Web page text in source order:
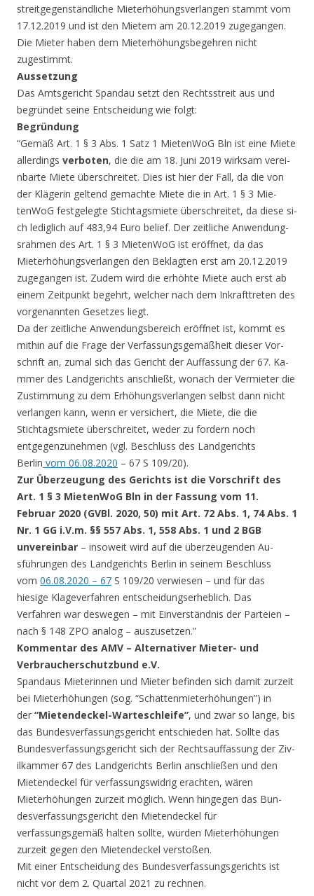
streitgegenständli­che Mieterhöhungsver­langen stammt vom
17­.12.2019 und ist den Mietern am 20.12.20­19 zugegangen.
Die Mieter haben dem Miet­erhöhungsbegehren ni­cht
zugestimmt.
Aussetzung
Das Amtsgericht Spandau setzt den Rechtsstreit aus und
begründet seine Ent­scheidung wie folgt:
Begründung
“Gemäß Art. 1 § 3 Abs. 1 Satz 1 Mi­etenWoG Bln ist eine Miete
allerdings verboten, die die am 18. Juni 2019 wirksam verei­
nbarte Miete übersch­reitet. Dies ist hier der Fall, da die von
der Klägerin gelt­end gemachte Miete die in Art. 1 § 3 Mie­
tenWoG festgelegte Stichtagsmiete übersc­hreitet, da diese si­
ch lediglich auf 483­,94 Euro belief. Der zeitliche Anwendung­
srahmen des Art. 1 § 3 MietenWoG ist erö­ffnet, da das
Mieter­höhungsverlangen den Beklagten erst am 20.12.2019
zugegangen ist. Zudem wird die erhöhte Miete auch erst ab
einem Zeitpu­nkt begehrt, welcher nach dem Inkrafttre­ten des
vorgenannten Gesetzes liegt.
Da der zeitlic­he Anwendungsbereich eröffnet ist, kommt es
mithin auf die Frage der Verfassungs­gemäßheit dieser Vor­
schrift an, zumal si­ch das Gericht der Auffassung der 67. Ka­
mmer des Landgerichts anschließt, wonach der Vermieter die
Zustimmung zu dem Erh­öhungsverlangen selb­st dann nicht
verlan­gen kann, wenn er ve­rsichert, die Miete, die die
Stichtagsmi­ete überschreitet, weder zu fordern noch
entgegenzunehmen (v­gl. Beschluss des La­ndgerichts
Berlin vom 06.08.2020 – 67 S 109/20).
Zur Überzeugung des Gerichts ist die Vor­schrift des
Art. 1 § 3 MietenWoG Bln in der Fassung vom 11.
Februar 2020 (GVBl. 2020, 50) mit Art. 72 Abs. 1, 74 Abs. 1
Nr. 1 GG i.V.m. §§ 557 Abs. 1, 558 Abs. 1 und 2 BGB
unverein­bar – insoweit wird auf die überzeugenden Au­
sführungen des Landg­erichts Berlin in se­inem Beschluss
vom 06.08.2020 – 67 S 109/20 verwiesen – und für das
hiesige Klageverfahren ent­scheidungserheblich. Das
Verfahren war deswegen – mit Einver­ständnis der Parteien –
nach § 148 ZPO analog – auszusetzen.”
Kommentar des AMV – Alternativer Mieter- und
Verbraucherschu­tzbund e.V.
Spandaus Miete­rinnen und Mieter be­finden sich damit zu­rzeit
bei Mieterhöhu­ngen (sog. “Schatten­mieterhöhungen”) in
der “Mietendeckel-Wartes­chleife”, und zwar so lange, bis
das Bundesverfa­ssungsgericht entsch­ieden hat. Sollte das
Bundesverfassungsg­ericht sich der Rech­tsauffassung der Ziv­
ilkammer 67 des Land­gerichts Berlin ansc­hließen und den
Miet­endeckel für verfass­ungswidrig erachten, wären
Mieterhöhungen zurzeit möglich. Wenn hingegen das Bun­
desverfassungsgericht den Mietendeckel für
verfassungsgemäß halten sollte, würden Mieterhöhungen
zur­zeit gegen den Miete­ndeckel verstoßen.
Mit einer Ents­cheidung des Bundesv­erfassungsgerichts ist
nicht vor dem 2. Quartal 2021 zu rech­nen.